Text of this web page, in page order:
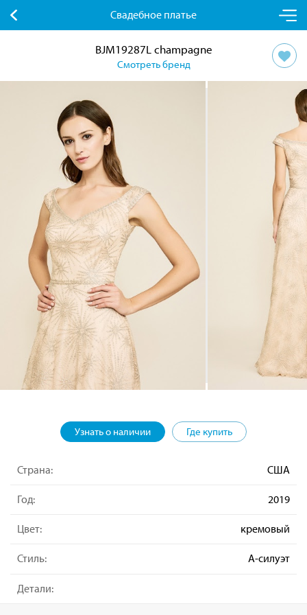
Свадебное платье
BJM19287L champagne
Смотреть бренд
Узнать о наличии Где купить
Страна: США
Год: 2019
Цвет: кремовый
Стиль: А-силуэт
Детали: